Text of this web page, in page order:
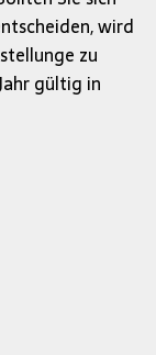
wird
zu
gültig in